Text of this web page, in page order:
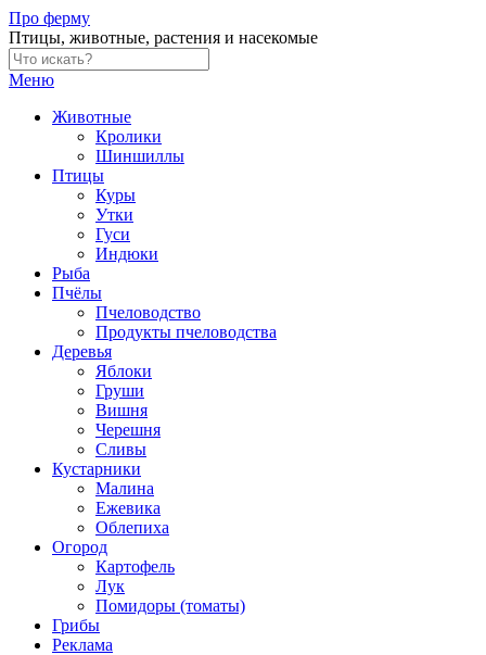
Skip
to
content
Про ферму
Птицы, животные, растения и насекомые
Меню
Животные
Кролики
Шиншиллы
Птицы
Куры
Утки
Гуси
Индюки
Рыба
Пчёлы
Пчеловодство
Продукты пчеловодства
Деревья
Яблоки
Груши
Вишня
Черешня
Сливы
Кустарники
Малина
Ежевика
Облепиха
Огород
Картофель
Лук
Помидоры (томаты)
Грибы
Реклама